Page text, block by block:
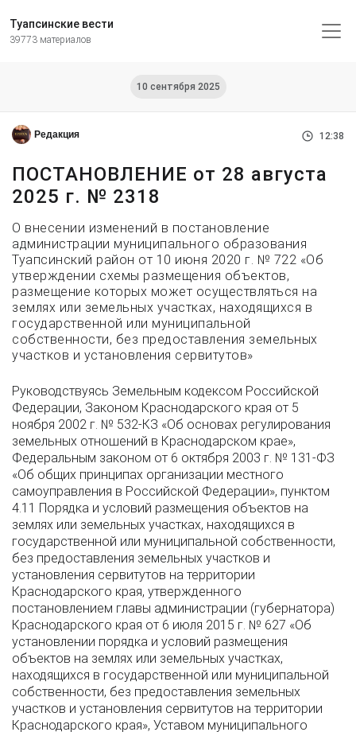
Туапсинские вести
39773 материалов
10 сентября 2025
Редакция 12:38
ПОСТАНОВЛЕНИЕ от 28 августа
2025 г. № 2318
О внесении изменений в постановление
администрации муниципального образования
Туапсинский район от 10 июня 2020 г. № 722 «Об
утверждении схемы размещения объектов,
размещение которых может осуществляться на
землях или земельных участках, находящихся в
государственной или муниципальной
собственности, без предоставления земельных
участков и установления сервитутов»
Руководствуясь Земельным кодексом Российской
Федерации, Законом Краснодарского края от 5
ноября 2002 г. № 532-КЗ «Об основах регулирования
земельных отношений в Краснодарском крае»,
Федеральным законом от 6 октября 2003 г. № 131-ФЗ
«Об общих принципах организации местного
самоуправления в Российской Федерации», пунктом
4.11 Порядка и условий размещения объектов на
землях или земельных участках, находящихся в
государственной или муниципальной собственности,
без предоставления земельных участков и
установления сервитутов на территории
Краснодарского края, утвержденного
постановлением главы администрации (губернатора)
Краснодарского края от 6 июля 2015 г. № 627 «Об
установлении порядка и условий размещения
объектов на землях или земельных участках,
находящихся в государственной или муниципальной
собственности, без предоставления земельных
участков и установления сервитутов на территории
Краснодарского края», Уставом муниципального